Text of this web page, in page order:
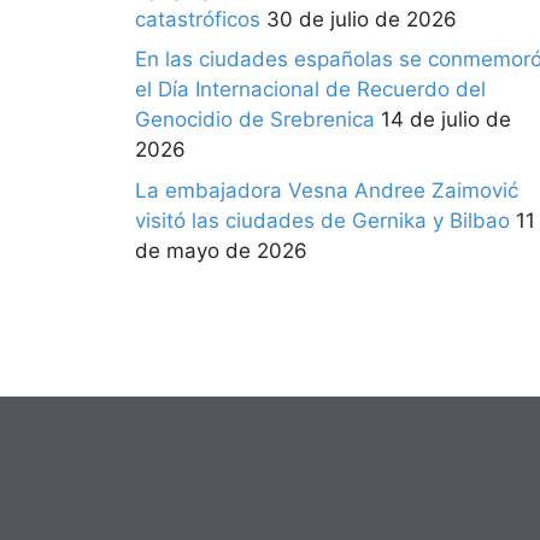
catastróficos 30 de julio de 2026
En las ciudades españolas se
el Día Internacional de Recuerdo del
Genocidio de Srebrenica 14 de julio de
2026
La embajadora Vesna Andree Zaimović
visitó las ciudades de Gernika y Bilbao 11
de mayo de 2026